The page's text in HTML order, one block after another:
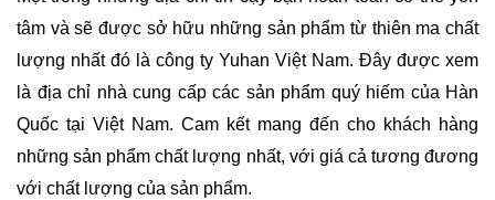
tâm và sẽ được sở hữu những sản phẩm từ thiên ma chất
lượng nhất đó là công ty Yuhan Việt Nam. Đây được xem
là địa chỉ nhà cung cấp các sản phẩm quý hiếm của Hàn
Quốc tại Việt Nam. Cam kết mang đến cho khách hàng
những sản phẩm chất lượng nhất, với giá cả tương đương
với chất lượng của sản phẩm.